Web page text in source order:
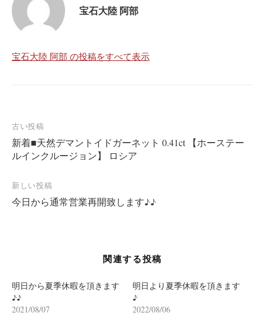
宝石大陸 阿部
宝石大陸 阿部 の投稿をすべて表示
投
稿
ナ
ビ
ゲ
古い投稿
新着■天然デマントイドガーネット 0.41ct 【ホーステー
ルインクルージョン】 ロシア
新しい投稿
今日から通常営業再開致します♪♪
関連する投稿
明日から夏季休暇を頂きます
♪♪
2021/08/07
明日より夏季休暇を頂きます
♪
2022/08/06